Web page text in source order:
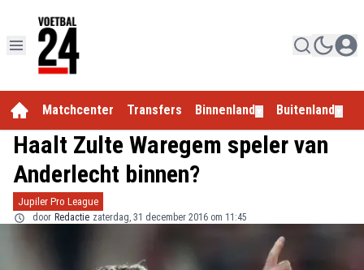
Matchcenter Transfers Binnenland Buitenland
Haalt Zulte Waregem speler van
Anderlecht binnen?
Jupiler Pro League
door Redactie zaterdag, 31 december 2016 om 11:45